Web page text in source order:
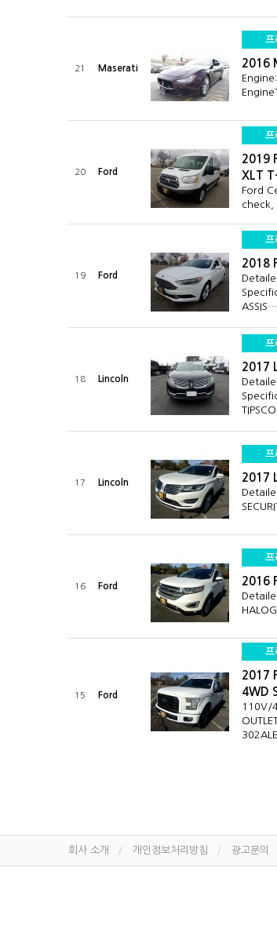
21 Maserati
프
2016
20 Ford
프
2019
XLT
Ford
19 Ford
프
2018
ASSIS…
18 Lincoln
프
2017
17 Lincoln
프
2017
16 Ford
프
2016
15 Ford
프
2017
4WD
110V/
회사 소개 개인정보처리방침 광고문의